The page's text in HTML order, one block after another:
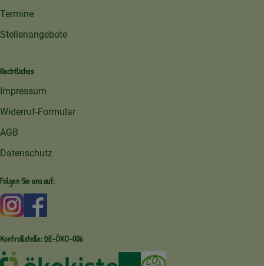
Termine
Stellenangebote
Rechtliches
Impressum
Widerruf-Formular
AGB
Datenschutz
Folgen Sie uns auf:
Externer Link zu https://www.instagram.com/
Kontrollstelle: DE-ÖKO-006
Externer Link zu /ueber-uns/
Externer Link zu /regionale-
Externer Link zu /